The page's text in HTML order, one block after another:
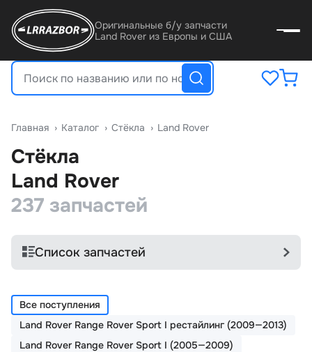
Оригинальные б/у запчасти
Land Rover из Европы и США
Главная › Катало › Стёкла › Land Rover
Стёкла
Land Rover
237 запчастей
Список запчастей
Все поступления
Land Rover Range Rover Sport I рестайлинг (2009—2013)
Land Rover Range Rover Sport I (2005—2009)